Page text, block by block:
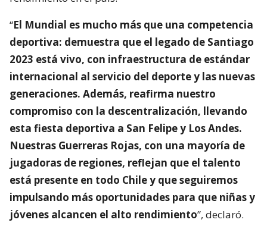
“El Mundial es mucho más que una competencia
deportiva: demuestra que el legado de Santiago
2023 está vivo, con infraestructura de estándar
internacional al servicio del deporte y las nuevas
generaciones. Además, reafirma nuestro
compromiso con la descentralización, llevando
esta fiesta deportiva a San Felipe y Los Andes.
Nuestras Guerreras Rojas, con una mayoría de
jugadoras de regiones, reflejan que el talento
está presente en todo Chile y que seguiremos
impulsando más oportunidades para que niñas y
jóvenes alcancen el alto rendimiento”, declaró.